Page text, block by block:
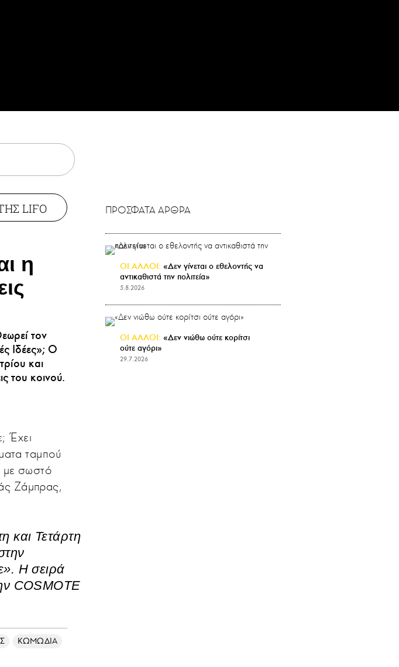
LIFO
η
τον
Ιδέες»; Ο
και
του κοινού.
Έχει
ταμπού
με σωστό
Ζάμπρας,
και Τετάρτη
Η σειρά
COSMOTE
ΚΩΜΩΔΙΑ
ΠΡΟΣΦΑΤΑ ΑΡΘΡΑ
OI ΑΛΛΟΙ: «Δεν γίνεται ο εθελοντής να
αντικαθιστά την πολιτεία»
5.8.2026
ΟΙ ΑΛΛΟΙ: «Δεν νιώθω ούτε κορίτσι
ούτε αγόρι»
29.7.2026